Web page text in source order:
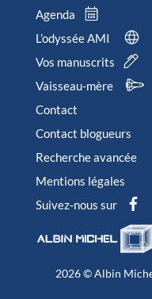
Agenda
L’odyssée AMI
Vos manuscrits
Vaisseau-mère
Contact
Contact blogueurs
Recherche avancée
Mentions légales
Suivez-nous sur
2026 © Albin